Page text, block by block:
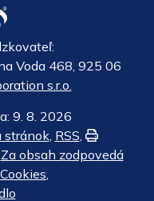
Voda 468, 925 06
s.r.o.
9. 8. 2026
stránok RSS Vytlačiť
Za obsah zodpovedá
Cookies